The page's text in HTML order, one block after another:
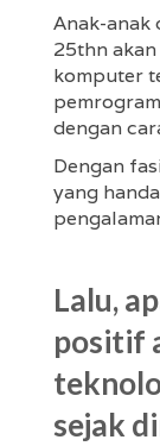
Anak-anak
25thn
komputer
dengan
Dengan
yang
Lalu,
positif
sejak